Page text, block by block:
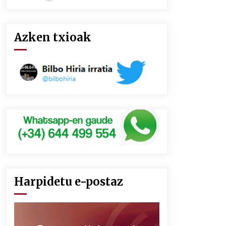
Azken txioak
Harpidetu e-postaz